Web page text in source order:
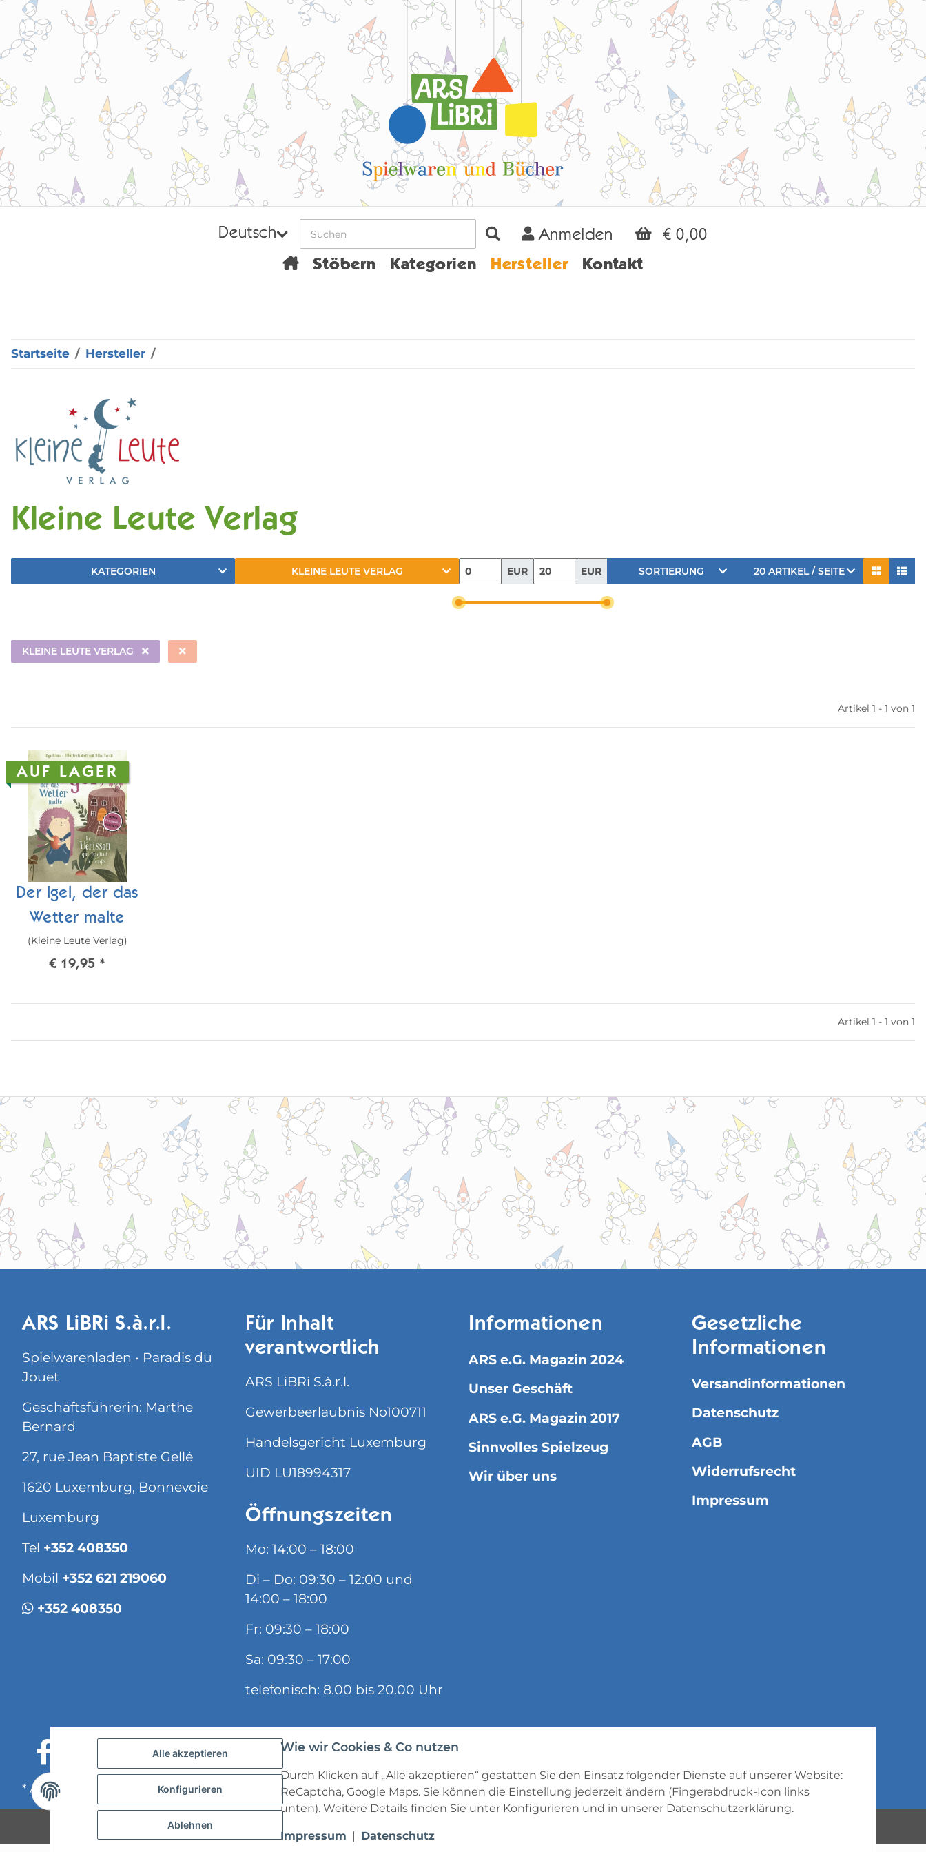
Deutsch
Home
Stöbern Kategorien Hersteller Kontakt
Anmelden € 0,00
Startseite Hersteller
Kleine Leute Verlag
KATEGORIEN KLEINE LEUTE VERLAG EUR EUR SORTIERUNG 20 ARTIKEL / SEITE
KLEINE LEUTE VERLAG
Artikel 1 - 1 von 1
AUF LAGER
Der Igel, der das
Wetter malte
(Kleine Leute Verlag)
€ 19,95 *
Artikel 1 - 1 von 1
ARS LiBRi S.à.r.l.
Spielwarenladen • Paradis du
Jouet
Geschäftsführerin: Marthe
Bernard
27, rue Jean Baptiste Gellé
1620 Luxemburg, Bonnevoie
Luxemburg
Tel +352 408350
Mobil +352 621 219060
+352 408350
Für Inhalt
verantwortlich
ARS LiBRi S.à.r.l.
Gewerbeerlaubnis No100711
Handelsgericht Luxemburg
UID LU18994317
Öffnungszeiten
Mo: 14:00 – 18:00
Di – Do: 09:30 – 12:00 und
14:00 – 18:00
Fr: 09:30 – 18:00
Sa: 09:30 – 17:00
telefonisch: 8.00 bis 20.00 Uhr
Informationen
ARS e.G. Magazin 2024
Unser Geschäft
ARS e.G. Magazin 2017
Sinnvolles Spielzeug
Wir über uns
Gesetzliche
Informationen
Versandinformationen
Datenschutz
AGB
Widerrufsrecht
Impressum
* Alle Preise inkl. gesetzlicher USt., zzgl. Versand
Alle akzeptieren
Konfigurieren
Ablehnen
Wie wir Cookies & Co nutzen
Durch Klicken auf „Alle akzeptieren“ gestatten Sie den Einsatz folgender Dienste auf unserer Website:
ReCaptcha, Google Maps. Sie können die Einstellung jederzeit ändern (Fingerabdruck-Icon links
unten). Weitere Details finden Sie unter Konfigurieren und in unserer Datenschutzerklärung.
Impressum | Datenschutz